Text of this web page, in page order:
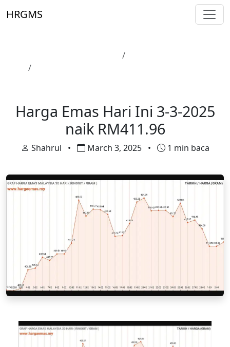
HRGMS
Harga Emas Hari Ini 3-3-2025
naik RM411.96
Shahrul • March 3, 2025 • 1 min baca